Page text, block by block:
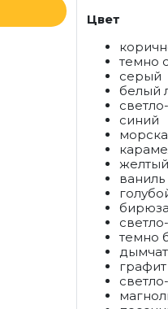
Цвет
темно
серый
белый
синий
желтый
ваниль
бирюза
темно
графит